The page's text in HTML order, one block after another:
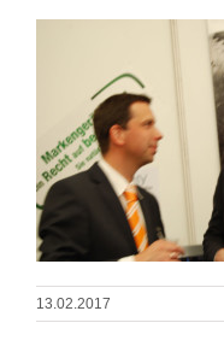
13.02.2017